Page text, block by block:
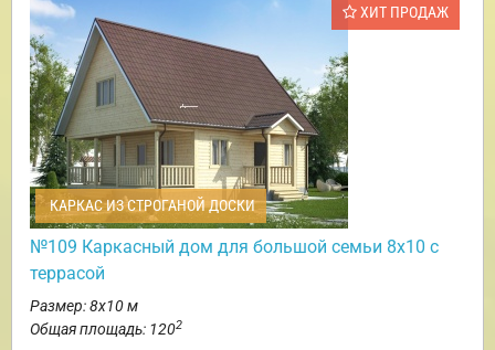
ХИТ ПРОДАЖ
КАРКАС ИЗ СТРОГАНОЙ ДОСКИ
№109 Каркасный дом для большой семьи 8х10 с
террасой
Размер: 8х10 м
Общая площадь: 1202